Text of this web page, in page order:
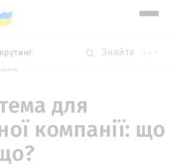
для
компанії: що